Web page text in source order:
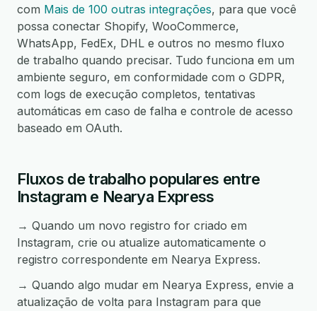
com Mais de 100 outras integrações, para que você
possa conectar Shopify, WooCommerce,
WhatsApp, FedEx, DHL e outros no mesmo fluxo
de trabalho quando precisar. Tudo funciona em um
ambiente seguro, em conformidade com o GDPR,
com logs de execução completos, tentativas
automáticas em caso de falha e controle de acesso
baseado em OAuth.
Fluxos de trabalho populares entre
Instagram e Nearya Express
→ Quando um novo registro for criado em
Instagram, crie ou atualize automaticamente o
registro correspondente em Nearya Express.
→ Quando algo mudar em Nearya Express, envie a
atualização de volta para Instagram para que